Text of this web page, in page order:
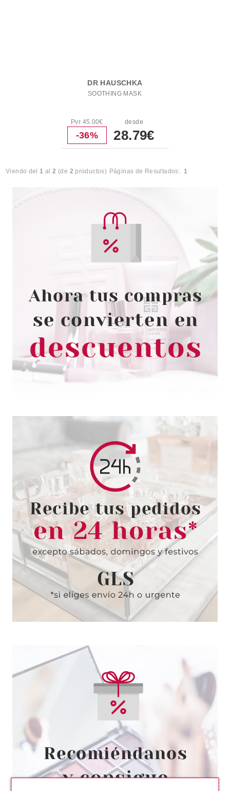
DR HAUSCHKA
SOOTHING MASK
Pvr 45.00€
-36%
desde
28.79€
Viendo del1 al2 (de 2 productos) Páginas de Resultados: 1